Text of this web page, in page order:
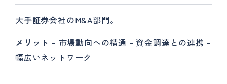
大手証券会社のM&A部門。
メリット – 市場動向への精通 – 資金調達との連携 –
幅広いネットワーク